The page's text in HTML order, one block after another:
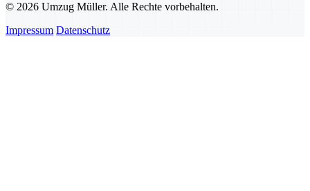
© 2026 Umzug Müller. Alle Rechte vorbehalten.
Impressum Datenschutz